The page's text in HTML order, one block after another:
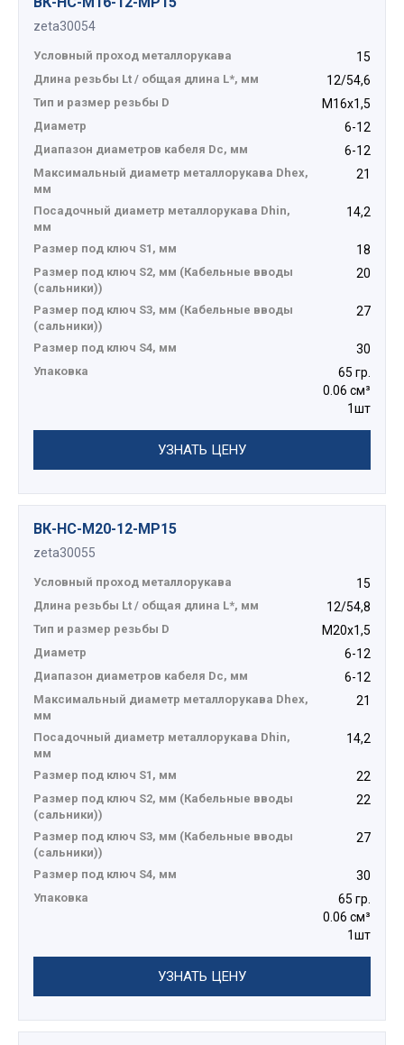
zeta30054
Условный проход металлорукава 15
Длина резьбы Lt / общая длина L*, мм 12/54,6
Тип и размер резьбы D М16х1,5
Диаметр 6-12
Диапазон диаметров кабеля Dc, мм 6-12
Максимальный диаметр металлорукава Dhex,
мм
21
Посадочный диаметр металлорукава Dhin,
мм
14,2
Размер под ключ S1, мм 18
Размер под ключ S2, мм (Кабельные вводы
(сальники))
20
Размер под ключ S3, мм (Кабельные вводы
(сальники))
27
Размер под ключ S4, мм 30
Упаковка
65 гр.
0.06 см³
1шт
УЗНАТЬ ЦЕНУ
ВК-НС-М20-12-МР15
zeta30055
Условный проход металлорукава 15
Длина резьбы Lt / общая длина L*, мм 12/54,8
Тип и размер резьбы D М20х1,5
Диаметр 6-12
Диапазон диаметров кабеля Dc, мм 6-12
Максимальный диаметр металлорукава Dhex,
мм
21
Посадочный диаметр металлорукава Dhin,
мм
14,2
Размер под ключ S1, мм 22
Размер под ключ S2, мм (Кабельные вводы
(сальники))
22
Размер под ключ S3, мм (Кабельные вводы
(сальники))
27
Размер под ключ S4, мм 30
Упаковка
65 гр.
0.06 см³
1шт
УЗНАТЬ ЦЕНУ